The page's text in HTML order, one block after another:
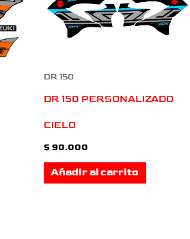
DR 150
DR 150 PERSONALIZADO
CIELO
$ 90.000
Añadir al carrito